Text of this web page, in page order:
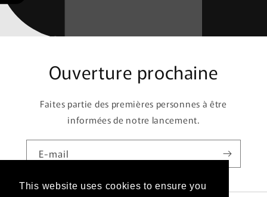
This website uses cookies to ensure you
Ouverture prochaine
Faites partie des premières personnes à être
informées de notre lancement.
E-mail